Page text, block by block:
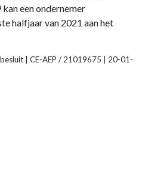
een ondernemer
halfjaar van 2021 aan het
| CE-AEP / 21019675 | 20-01-